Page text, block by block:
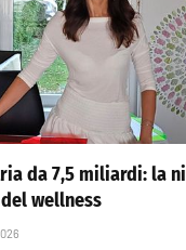
da 7,5 miliardi: la
wellness